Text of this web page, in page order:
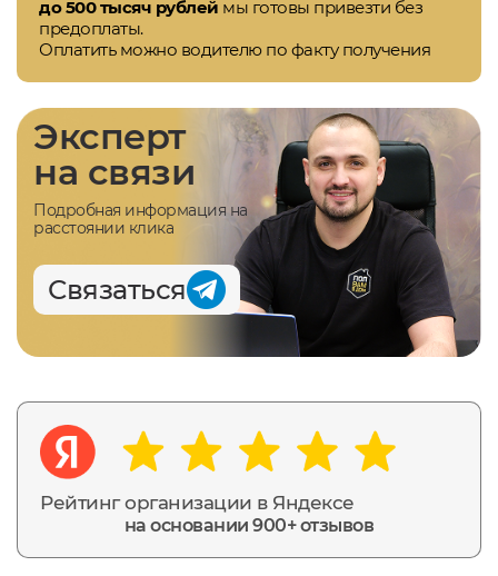
до 500 тысяч рублей мы готовы привезти без
предоплаты.
Оплатить можно водителю по факту получения
Рейтинг организации в Яндексе
на основании 900+ отзывов
Эксперт
на связи
Подробная информация на
расстоянии клика
Связаться